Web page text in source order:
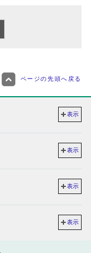
ページの先頭へ戻る
表示
表示
表示
表示